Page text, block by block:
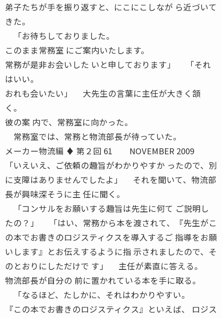
弟子たちが手を振り返すと、にこにこしなが ら近づいて
きた。
「お待ちしておりました。
このまま常務室 にご案内いたします。
常務が是非お会いした いと申しております」 「それ
はいい。
おれも会いたい」 大先生の言葉に主任が大きく頷
く。
彼の案 内で、常務室に向かった。
常務室では、常務と物流部長が待っていた。
メーカー物流編 ♦ 第２回 61 NOVEMBER 2009
「いえいえ、ご依頼の趣旨がわかりやすか ったので、別
に支障はありませんでしたよ」 それを聞いて、物流部
長が興味深そうに主 任に聞く。
「コンサルをお願いする趣旨は先生に何て ご説明し
たの？」 「はい、常務から本を渡されて、『先生がこ
の本でお書きのロジスティクスを導入するご 指導をお願
いします』とお伝えするように指 示されましたので、そ
のとおりにしただけで す」 主任が素直に答える。
物流部長が自分の 前に置かれている本を手に取る。
「なるほど、たしかに、それはわかりやすい。
『この本でお書きのロジスティクス』といえば、 ロジス